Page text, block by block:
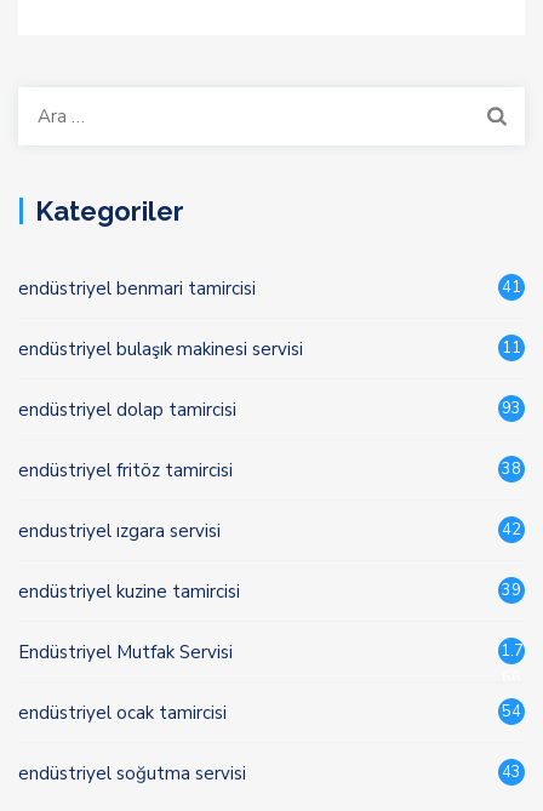
Arama:
Kategoriler
endüstriyel benmari tamircisi 41
endüstriyel bulaşık makinesi servisi 11
endüstriyel dolap tamircisi 93
endüstriyel fritöz tamircisi 38
endustriyel ızgara servisi 42
endüstriyel kuzine tamircisi 39
Endüstriyel Mutfak Servisi
1.7
endüstriyel ocak tamircisi 54
endüstriyel soğutma servisi 43